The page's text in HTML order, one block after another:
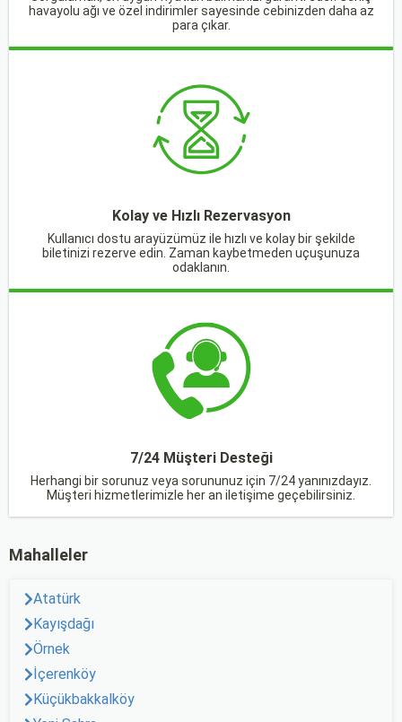
havayolu ağı ve özel indirimler sayesinde cebinizden daha az
para çıkar.
Kolay ve Hızlı Rezervasyon
Kullanıcı dostu arayüzümüz ile hızlı ve kolay bir şekilde
biletinizi rezerve edin. Zaman kaybetmeden uçuşunuza
odaklanın.
7/24 Müşteri Desteği
Herhangi bir sorunuz veya sorununuz için 7/24 yanınızdayız.
Müşteri hizmetlerimizle her an iletişime geçebilirsiniz.
Mahalleler
Atatürk
Kayışdağı
Örnek
İçerenköy
Küçükbakkalköy